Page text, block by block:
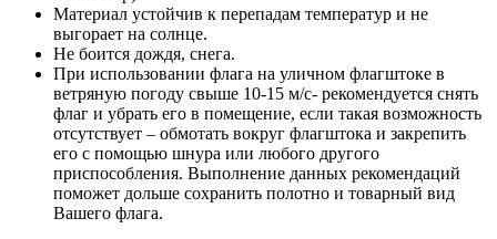
Материал устойчив к перепадам температур и не
выгорает на солнце.
Не боится дождя, снега.
При использовании флага на уличном флагштоке в
ветряную погоду свыше 10-15 м/с- рекомендуется снять
флаг и убрать его в помещение, если такая возможность
отсутствует – обмотать вокруг флагштока и закрепить
его с помощью шнура или любого другого
приспособления. Выполнение данных рекомендаций
поможет дольше сохранить полотно и товарный вид
Вашего флага.